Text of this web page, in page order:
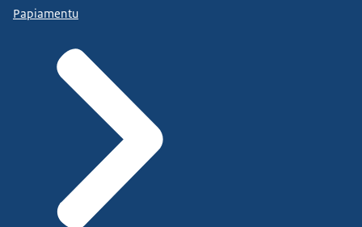
Papiamentu